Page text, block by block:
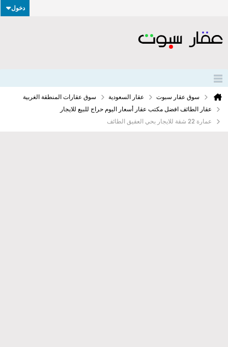
دخول
سوق عقار سبوت عقار السعودية
سوق عقارات المنطقة الغربية
عقار الطائف افضل مكتب عقار أسعار اليوم حراج للبيع للايجار
عمارة 22 شقة للايجار بحي العقيق الطائف